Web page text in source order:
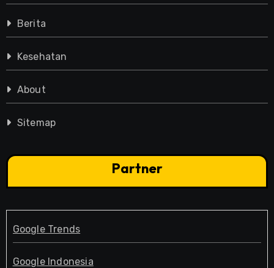
Berita
Kesehatan
About
Sitemap
Partner
Google Trends
Google Indonesia